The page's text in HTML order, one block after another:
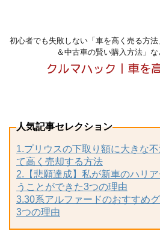
初心者でも失敗しない「車を高く売る方
＆中古車の賢い購入方法」
人気記事セレクション
1.プリウスの下取り額に大きな
て高く売却する方法
2.【悲願達成】私が新車のハリ
うことができた3つの理由
3.30系アルファードのおすすめ
3つの理由